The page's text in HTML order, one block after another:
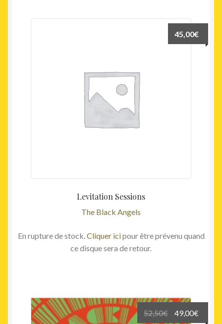
Levitation Sessions
The Black Angels
45,00€
En rupture de stock. Cliquer icipour être prévenu quand
ce disque sera de retour.
52,50€
Le
49,00€